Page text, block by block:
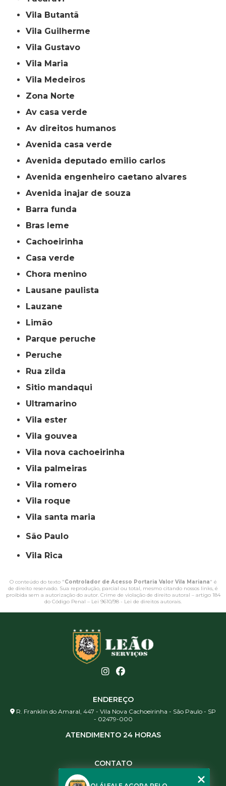
Vila Butantã
Vila Guilherme
Vila Gustavo
Vila Maria
Vila Medeiros
Zona Norte
av casa verde
av direitos humanos
avenida casa verde
avenida deputado emilio carlos
avenida engenheiro caetano alvares
avenida inajar de souza
barra funda
bras leme
cachoeirinha
casa verde
chora menino
lausane paulista
lauzane
limão
parque peruche
peruche
rua zilda
sitio mandaqui
ultramarino
vila ester
vila gouvea
vila nova cachoeirinha
vila palmeiras
vila romero
vila roque
vila santa maria
São Paulo
Vila Rica
O conteúdo do texto "Controlador de Acesso Portaria Valor Vila Mariana" é
de direito reservado. Sua reprodução, parcial ou total, mesmo citando nossos links, é
proibida sem a autorização do autor. Crime de violação de direito autoral – artigo 184
do Código Penal – Lei 9610/98 - Lei de direitos autorais.
ENDEREÇO
R. Franklin do Amaral, 447 - Vila Nova Cachoeirinha - São Paulo - SP
- 02479-000
ATENDIMENTO 24 HORAS
CONTATO